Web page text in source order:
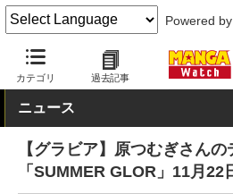
Powered by
カテゴリ 過去記事
MANGA Watch グラビア
ニュース
【グラビア】原つむぎさん
「SUMMER GLOR」11月22